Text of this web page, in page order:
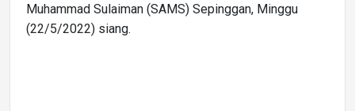
Muhammad Sulaiman (SAMS) Sepinggan, Minggu
(22/5/2022) siang.